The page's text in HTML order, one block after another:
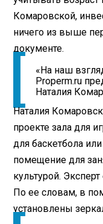
Комаровской,
ничего из выше
документе.
«На наш
Properm.ru
Наталия
Наталия
проекте зала для
для баскетбола
помещение для
культурой.
По ее словам, в
установлены